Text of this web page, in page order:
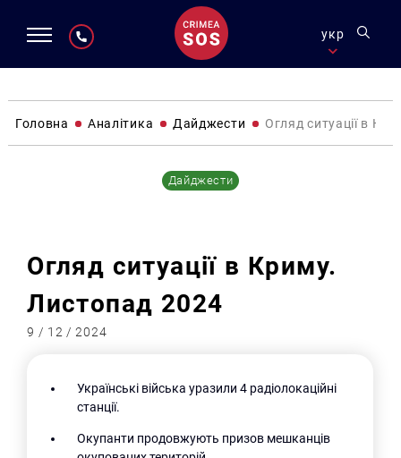
укр
Головна Аналітика Дайджести Огляд ситуації в
Дайджести
Огляд ситуації в Криму.
Листопад 2024
9 / 12 / 2024
Українські війська уразили 4 радіолокаційні
станції.
Окупанти продовжують призов мешканців